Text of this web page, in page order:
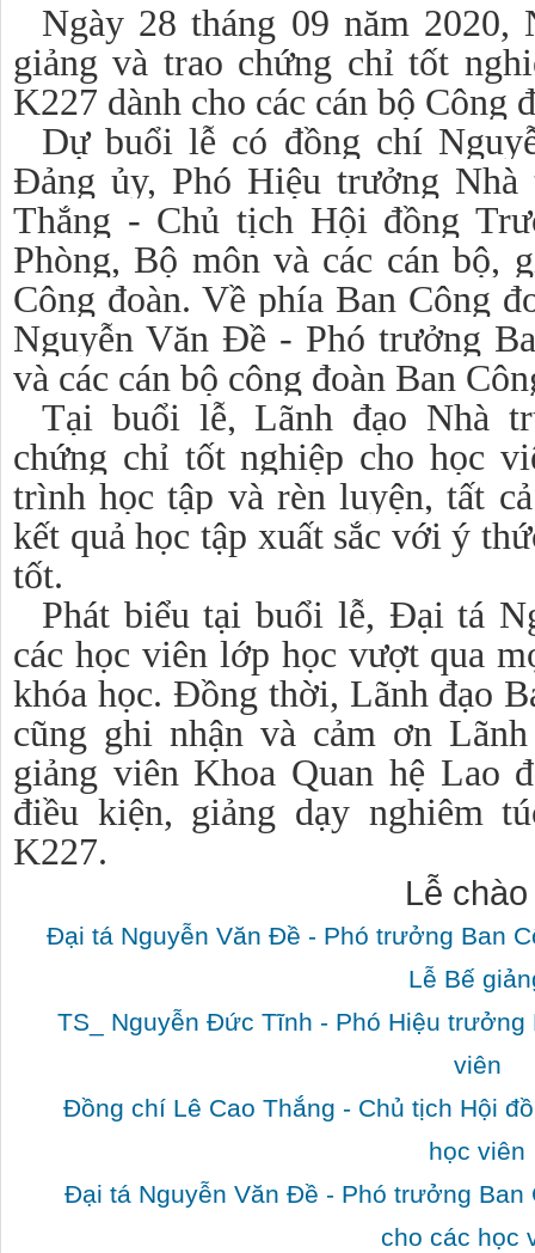
Ngày 28 tháng 09 năm
giảng và trao chứng chỉ tốt
K227 dành cho các cán bộ Công
Dự buổi lễ có đồng chí
Đảng ủy, Phó Hiệu trưởng
Thắng - Chủ tịch Hội đồng
Phòng, Bộ môn và các cán bộ,
Công đoàn. Về phía Ban Công
Nguyễn Văn Đề - Phó trưởng
và các cán bộ công đoàn Ban
Tại buổi lễ, Lãnh đạo Nhà
chứng chỉ tốt nghiệp cho học
trình học tập và rèn luyện, tất
kết quả học tập xuất sắc với ý
tốt.
Phát biểu tại buổi lễ, Đại tá
các học viên lớp học vượt qua
khóa học. Đồng thời, Lãnh đạo
cũng ghi nhận và cảm ơn
giảng viên Khoa Quan hệ Lao
điều kiện, giảng dạy nghiêm
K227.
Lễ
Đại tá Nguyễn Văn Đề - Phó trưởng Ban
Lễ Bế
TS_ Nguyễn Đức Tĩnh - Phó Hiệu
viên
Đồng chí Lê Cao Thắng - Chủ tịch Hội
học viên
Đại tá Nguyễn Văn Đề - Phó trưởng Ban
cho các học